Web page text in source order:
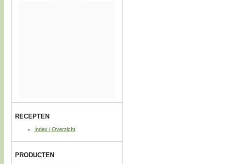
RECEPTEN
Index / Overzicht
PRODUCTEN